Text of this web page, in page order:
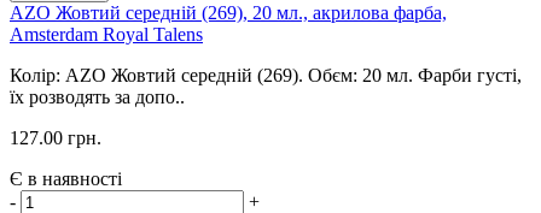
AZO Жовтий середній (269), 20 мл., акрилова фарба,
Amsterdam Royal Talens
Колір: AZO Жовтий середній (269). Обєм: 20 мл. Фарби густі,
їх розводять за допо..
127.00 грн.
Є в наявності
-
+